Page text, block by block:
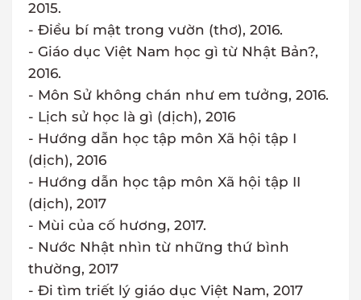
2015.
- Điều bí mật trong vườn (thơ), 2016.
- Giáo dục Việt Nam học gì từ Nhật Bản?,
2016.
- Môn Sử không chán như em tưởng, 2016.
- Lịch sử học là gì (dịch), 2016
- Hướng dẫn học tập môn Xã hội tập I
(dịch), 2016
- Hướng dẫn học tập môn Xã hội tập II
(dịch), 2017
- Mùi của cố hương, 2017.
- Nước Nhật nhìn từ những thứ bình
thường, 2017
- Đi tìm triết lý giáo dục Việt Nam, 2017